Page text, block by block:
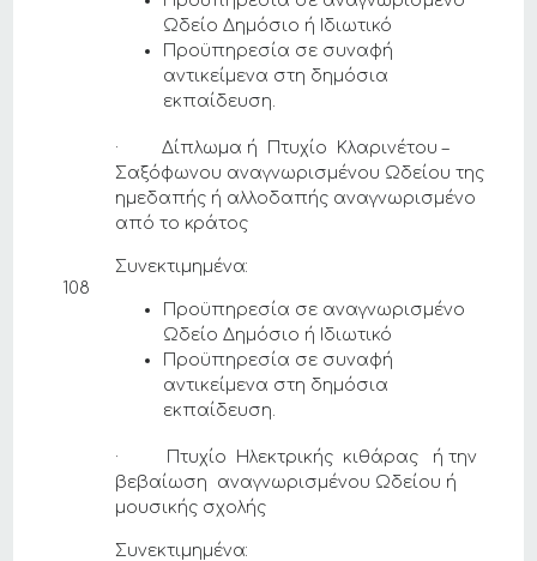
Ωδείο Δημόσιο ή Ιδιωτικό
Προϋπηρεσία σε συναφή
αντικείμενα στη δημόσια
εκπαίδευση.
108
· Δίπλωμα ή Πτυχίο Κλαρινέτου –
Σαξόφωνου αναγνωρισμένου Ωδείου της
ημεδαπής ή αλλοδαπής αναγνωρισμένο
από το κράτος
Συνεκτιμημένα:
Προϋπηρεσία σε αναγνωρισμένο
Ωδείο Δημόσιο ή Ιδιωτικό
Προϋπηρεσία σε συναφή
αντικείμενα στη δημόσια
εκπαίδευση.
· Πτυχίο Ηλεκτρικής κιθάρας ή την
βεβαίωση αναγνωρισμένου Ωδείου ή
μουσικής σχολής
Συνεκτιμημένα: